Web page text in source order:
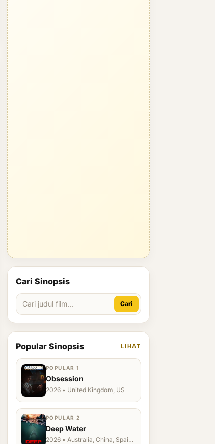
Cari Sinopsis
Cari
Popular Sinopsis LIHAT
POPULAR 1
Obsession
2026 • United Kingdom, US
POPULAR 2
Deep Water
2026 • Australia, China, Spain,